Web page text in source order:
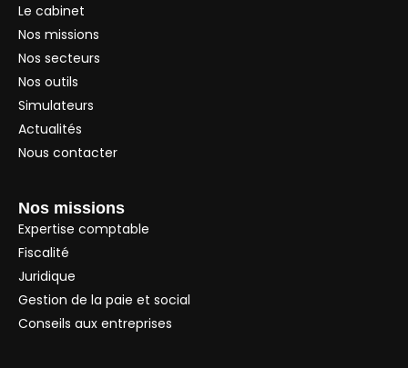
Le cabinet
Nos missions
Nos secteurs
Nos outils
Simulateurs
Actualités
Nous contacter
Nos missions
Expertise comptable
Fiscalité
Juridique
Gestion de la paie et social
Conseils aux entreprises